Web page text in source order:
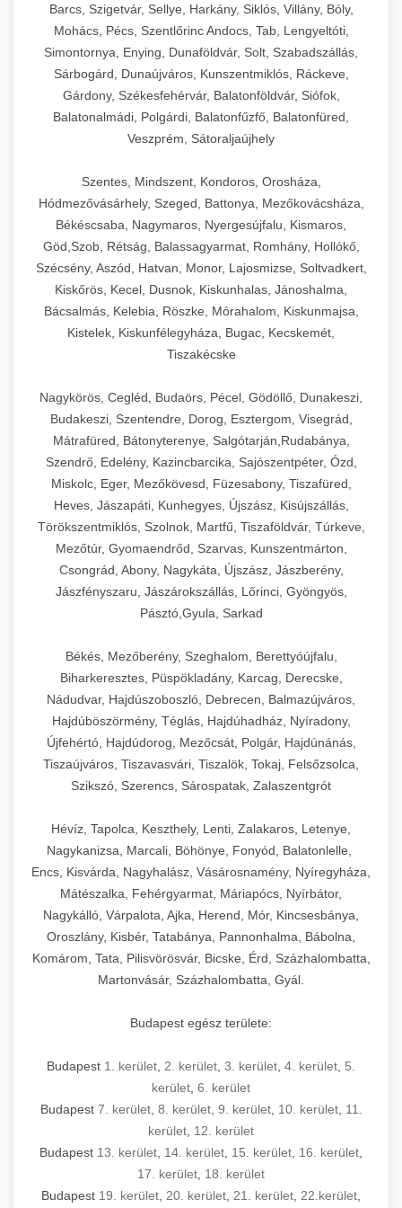
Barcs, Szigetvár, Sellye, Harkány, Siklós, Villány, Bóly,
Mohács, Pécs, Szentlőrinc Andocs, Tab, Lengyeltóti,
Simontornya, Enying, Dunaföldvár, Solt, Szabadszállás,
Sárbogárd, Dunaújváros, Kunszentmiklós, Ráckeve,
Gárdony, Székesfehérvár, Balatonföldvár, Siófok,
Balatonalmádi, Polgárdi, Balatonfűzfő, Balatonfüred,
Veszprém, Sátoraljaújhely
Szentes, Mindszent, Kondoros, Orosháza,
Hódmezővásárhely, Szeged, Battonya, Mezőkovácsháza,
Békéscsaba, Nagymaros, Nyergesújfalu, Kismaros,
Göd,Szob, Rétság, Balassagyarmat, Romhány, Hollókő,
Szécsény, Aszód, Hatvan, Monor, Lajosmizse, Soltvadkert,
Kiskőrös, Kecel, Dusnok, Kiskunhalas, Jánoshalma,
Bácsalmás, Kelebia, Röszke, Mórahalom, Kiskunmajsa,
Kistelek, Kiskunfélegyháza, Bugac, Kecskemét,
Tiszakécske
Nagykörös, Cegléd, Budaörs, Pécel, Gödöllő, Dunakeszi,
Budakeszi, Szentendre, Dorog, Esztergom, Visegrád,
Mátrafüred, Bátonyterenye, Salgótarján,Rudabánya,
Szendrő, Edelény, Kazincbarcika, Sajószentpéter, Ózd,
Miskolc, Eger, Mezőkövesd, Füzesabony, Tiszafüred,
Heves, Jászapáti, Kunhegyes, Újszász, Kisújszállás,
Törökszentmiklós, Szolnok, Martfű, Tiszaföldvár, Túrkeve,
Mezőtúr, Gyomaendrőd, Szarvas, Kunszentmárton,
Csongrád, Abony, Nagykáta, Újszász, Jászberény,
Jászfényszaru, Jászárokszállás, Lőrinci, Gyöngyös,
Pásztó,Gyula, Sarkad
Békés, Mezőberény, Szeghalom, Berettyóújfalu,
Biharkeresztes, Püspökladány, Karcag, Derecske,
Nádudvar, Hajdúszoboszló, Debrecen, Balmazújváros,
Hajdúböszörmény, Téglás, Hajdúhadház, Nyíradony,
Újfehértó, Hajdúdorog, Mezőcsát, Polgár, Hajdúnánás,
Tiszaújváros, Tiszavasvári, Tiszalök, Tokaj, Felsőzsolca,
Szikszó, Szerencs, Sárospatak, Zalaszentgrót
Hévíz, Tapolca, Keszthely, Lenti, Zalakaros, Letenye,
Nagykanizsa, Marcali, Böhönye, Fonyód, Balatonlelle,
Encs, Kisvárda, Nagyhalász, Vásárosnamény, Nyíregyháza,
Mátészalka, Fehérgyarmat, Máriapócs, Nyírbátor,
Nagykálló, Várpalota, Ajka, Herend, Mór, Kincsesbánya,
Oroszlány, Kisbér, Tatabánya, Pannonhalma, Bábolna,
Komárom, Tata, Pilisvörösvár, Bicske, Érd, Százhalombatta,
Martonvásár, Százhalombatta, Gyál.
Budapest egész területe:
Budapest 1. kerület 2. kerület 3. kerület 4. kerület 5.
kerület 6. kerület
Budapest 7. kerület, 8. kerület, 9. kerület, 10. kerület, 11.
kerület 12. kerület
Budapest 13. kerület 14. kerület 15. kerület 16. kerület
17. kerület 18. kerület
Budapest 19. kerület 20. kerület 21. kerület 22.kerület